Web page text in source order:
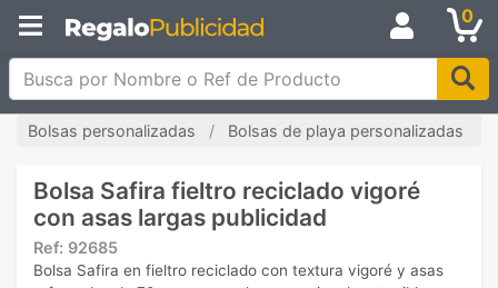
0
Busca por Nombre o Ref de Producto
Bolsas personalizadas Bolsas de playa personalizadas
Bolsa Safira fieltro reciclado vigoré
con asas largas publicidad
Ref: 92685
Bolsa Safira en fieltro reciclado con textura vigoré y asas